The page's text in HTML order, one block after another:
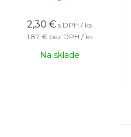
2,30 € s DPH / ks
1,87 € bez DPH / ks
Na sklade